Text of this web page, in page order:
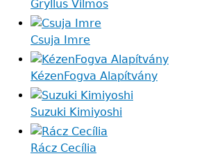
Gryllus Vilmos
Csuja Imre
KézenFogva Alapítvány
Suzuki Kimiyoshi
Rácz Cecília